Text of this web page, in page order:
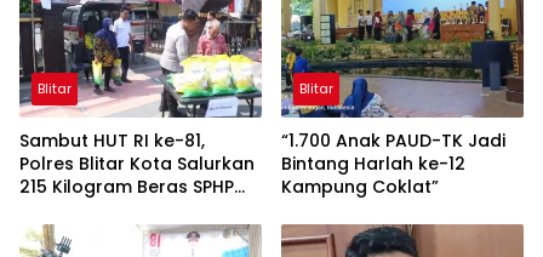
Blitar
Sambut HUT RI ke-81,
Polres Blitar Kota Salurkan
215 Kilogram Beras SPHP
Murah
Blitar
“1.700 Anak PAUD-TK Jadi
Bintang Harlah ke-12
Kampung Coklat”